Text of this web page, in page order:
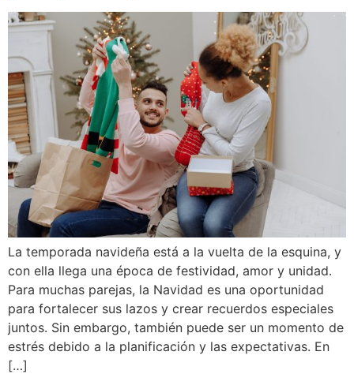
La temporada navideña está a la vuelta de la esquina, y
con ella llega una época de festividad, amor y unidad.
Para muchas parejas, la Navidad es una oportunidad
para fortalecer sus lazos y crear recuerdos especiales
juntos. Sin embargo, también puede ser un momento de
estrés debido a la planificación y las expectativas. En
[…]